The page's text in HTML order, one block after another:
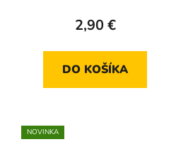
2,90 €
DO KOŠÍKA
NOVINKA